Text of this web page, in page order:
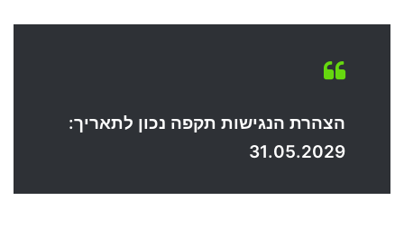
הצהרת הנגישות תקפה נכון לתאריך:
31.05.2029